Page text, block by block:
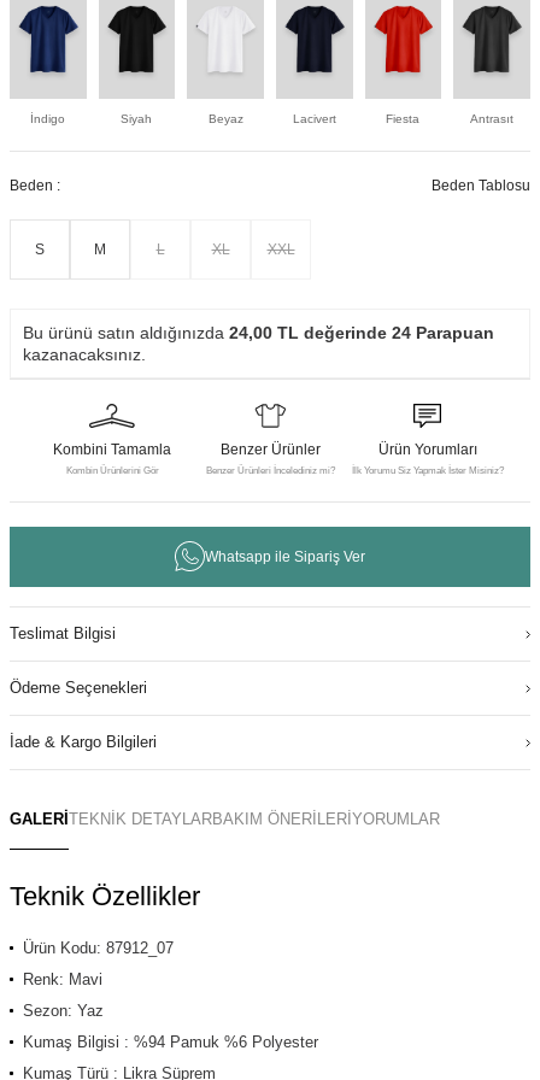
GALERİ TEKNİK DETAYLARBAKIM ÖNERİLERİ YORUMLAR
Teknik Özellikler
Ürün Kodu: 87912_07
Renk: Mavi
Sezon: Yaz
Kumaş Bilgisi : %94 Pamuk %6 Polyester
Kumaş Türü : Likra Süprem
İndigo Siyah Beyaz Lacivert Fiesta Antrasıt
Beden : Beden Tablosu
S M L XL XXL
Bu ürünü satın aldığınızda 24,00 TL değerinde 24 Parapuan
kazanacaksınız.
Kombini Tamamla
Kombin Ürünlerini Gör
Benzer Ürünler
Benzer Ürünleri İncelediniz mi?
Ürün Yorumları
İlk Yorumu Siz Yapmak İster Misiniz?
Whatsapp ile Sipariş Ver
Teslimat Bilgisi
Ödeme Seçenekleri
İade & Kargo Bilgileri